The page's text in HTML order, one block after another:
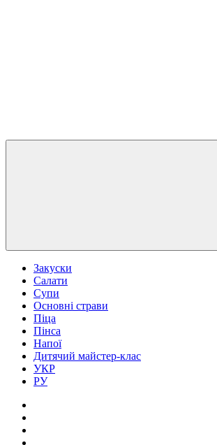
Закуски
Салати
Супи
Основні страви
Піца
Пінса
Напої
Дитячий майстер-клас
УКР
РУ